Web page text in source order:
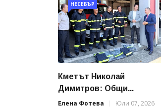
НЕСЕБЪР
Кметът Николай
Димитров: Общи...
Елена Фотева
Юли 07, 2026